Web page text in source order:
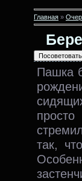
Главная »
Пашка
так,